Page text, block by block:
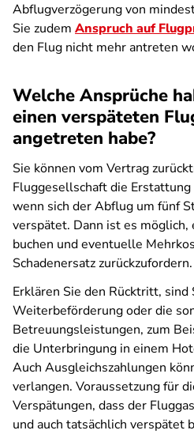
Abflugverzögerung von
Sie zudem Anspruch auf
den Flug nicht mehr antreten
Welche Ansprüche
einen verspäteten
angetreten habe?
Sie können vom Vertrag
Fluggesellschaft die
wenn sich der Abflug um fünf
verspätet. Dann ist es möglich,
buchen und eventuelle
Schadenersatz zurückzufordern.
Erklären Sie den Rücktritt, sind
Weiterbeförderung oder die
Betreuungsleistungen, zum
die Unterbringung in einem
Auch Ausgleichszahlungen
verlangen. Voraussetzung für
Verspätungen, dass der
und auch tatsächlich verspätet